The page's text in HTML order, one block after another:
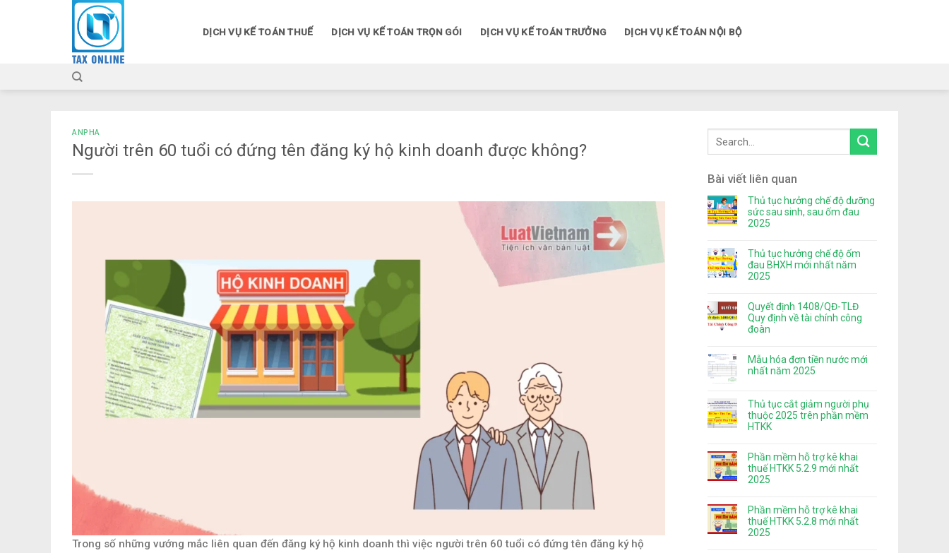
DỊCH VỤ KẾ TOÁN THUẾ DỊCH VỤ KẾ TOÁN TRỌN GÓI DỊCH VỤ KẾ TOÁN TRƯỞNG DỊCH VỤ KẾ TOÁN NỘI BỘ
ANPHA
Người trên 60 tuổi có đứng tên đăng ký hộ kinh doanh được không?
Trong số những vướng mắc liên quan đến đăng ký hộ kinh doanh thì việc người trên 60 tuổi có đứng tên đăng ký hộ
Bài viết liên quan
Thủ tục hưởng chế độ dưỡng
sức sau sinh, sau ốm đau
2025
Thủ tục hưởng chế độ ốm
đau BHXH mới nhất năm
2025
Quyết định 1408/QĐ-TLĐ
Quy định về tài chính công
đoàn
Mẫu hóa đơn tiền nước mới
nhất năm 2025
Thủ tục cắt giảm người phụ
thuộc 2025 trên phần mềm
HTKK
Phần mềm hỗ trợ kê khai
thuế HTKK 5.2.9 mới nhất
2025
Phần mềm hỗ trợ kê khai
thuế HTKK 5.2.8 mới nhất
2025